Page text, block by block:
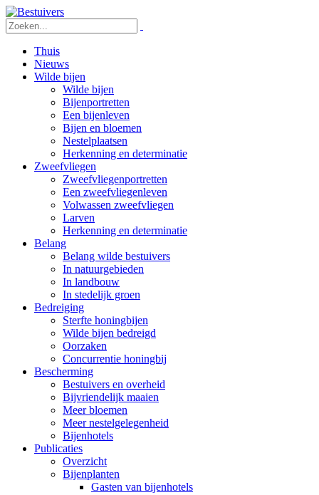
Thuis
Nieuws
Wilde bijen
Wilde bijen
Bijenportretten
Een bijenleven
Bijen en bloemen
Nestelplaatsen
Herkenning en determinatie
Zweefvliegen
Zweefvliegenportretten
Een zweefvliegenleven
Volwassen zweefvliegen
Larven
Herkenning en determinatie
Belang
Belang wilde bestuivers
In natuurgebieden
In landbouw
In stedelijk groen
Bedreiging
Sterfte honingbijen
Wilde bijen bedreigd
Oorzaken
Concurrentie honingbij
Bescherming
Bestuivers en overheid
Bijvriendelijk maaien
Meer bloemen
Meer nestelgelegenheid
Bijenhotels
Publicaties
Overzicht
Bijenplanten
Gasten van bijenhotels